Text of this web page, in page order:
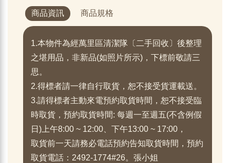
商品資訊 商品規格
1.本物件為經萬里區清潔隊〔二手回收〕後整理
之堪用品，非新品(如照片所示)，下標前敬請三
思。
2.得標者請一律自行取貨，恕不接受貨運載送。
3.請得標者主動來電預約取貨時間，恕不接受臨
時取貨，預約取貨時間: 每週一至週五(不含例假
日)上午8:00 ~ 12:00、下午13:00 ~ 17:00，
取貨前一天請務必電話預約告知取貨時間，預約
取貨電話：2492-1774#26。張小姐